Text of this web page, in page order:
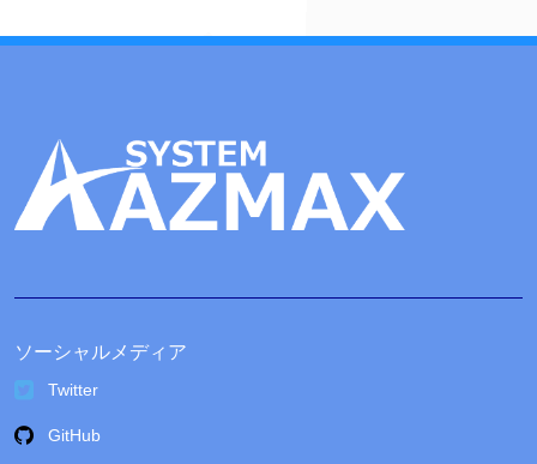
ソーシャルメディア
Twitter
GitHub